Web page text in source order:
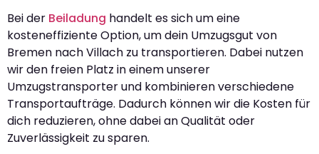
Bei der Beiladung handelt es sich um eine
kosteneffiziente Option, um dein Umzugsgut von
Bremen nach Villach zu transportieren. Dabei nutzen
wir den freien Platz in einem unserer
Umzugstransporter und kombinieren verschiedene
Transportaufträge. Dadurch können wir die Kosten für
dich reduzieren, ohne dabei an Qualität oder
Zuverlässigkeit zu sparen.